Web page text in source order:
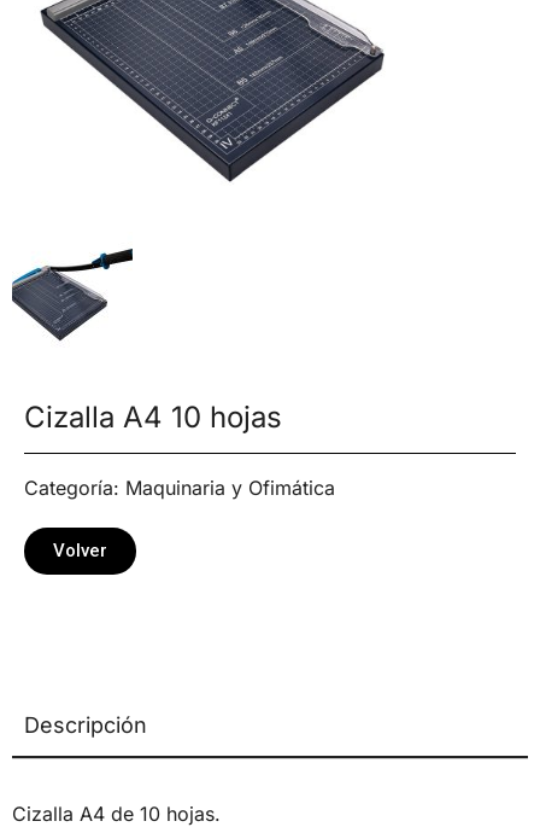
Cizalla A4 10 hojas
Categoría: Maquinaria y Ofimática
Volver
Descripción
Cizalla A4 de 10 hojas.